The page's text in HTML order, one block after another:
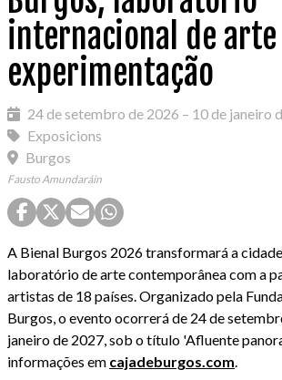
internacional de arte
experimentação
24 de setembro de 2026 – 10 de janeiro
Exposicions
Burgos
Fausto Amundaráin
A Bienal Burgos 2026 transformará a
laboratório de arte contemporânea com a
artistas de 18 países. Organizado pela
Burgos, o evento ocorrerá de 24 de
janeiro de 2027, sob o título 'Afluente
informações em cajadeburgos.com